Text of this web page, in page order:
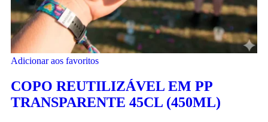
Adicionar aos favoritos
COPO REUTILIZÁVEL EM PP
TRANSPARENTE 45CL (450ML)